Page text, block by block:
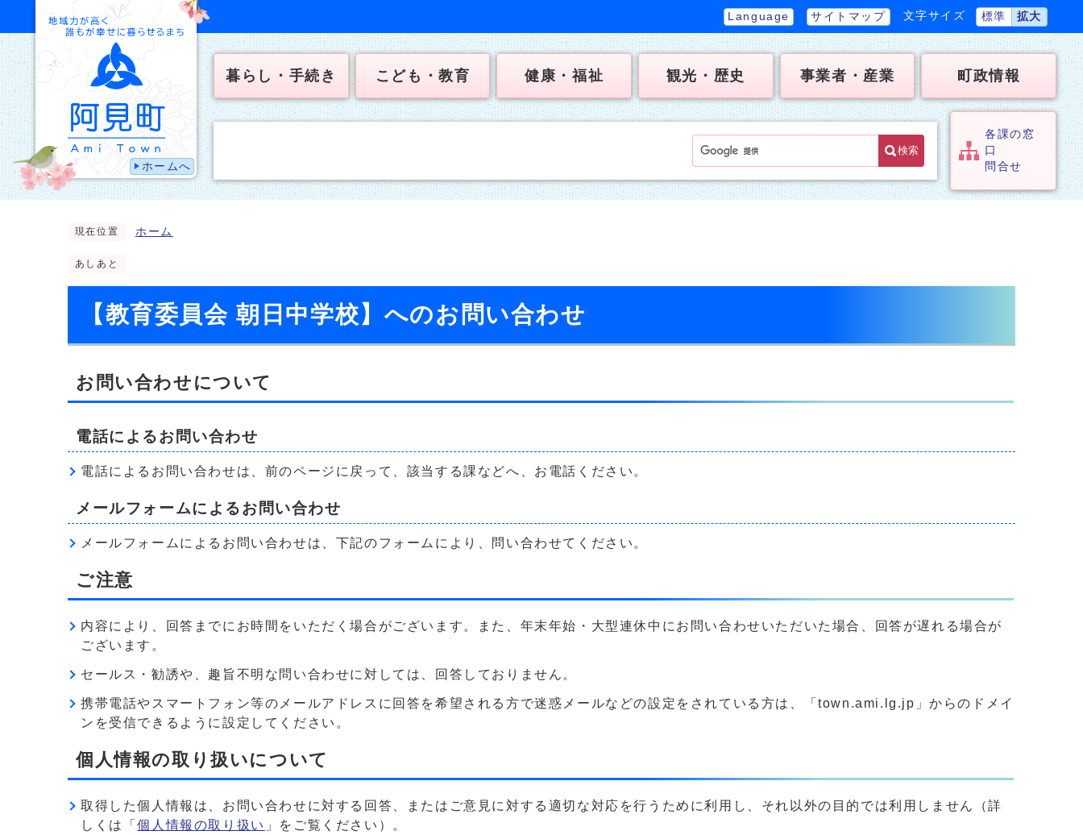
ホームへ
Language サイトマップ 文字サイズ 標準 拡大
暮らし・手続き こども・教育 健康・福祉 観光・歴史 事業者・産業 町政情報
検索
各課の窓
口
問合せ
現在位置 ホーム
あしあと
【教育委員会 朝日中学校】へのお問い合わせ
お問い合わせについて
電話によるお問い合わせ
電話によるお問い合わせは、前のページに戻って、該当する課などへ、お電話ください。
メールフォームによるお問い合わせ
メールフォームによるお問い合わせは、下記のフォームにより、問い合わせてください。
ご注意
内容により、回答までにお時間をいただく場合がございます。また、年末年始・大型連休中にお問い合わせいただいた場合、回答が遅れる場合が
ございます。
セールス・勧誘や、趣旨不明な問い合わせに対しては、回答しておりません。
携帯電話やスマートフォン等のメールアドレスに回答を希望される方で迷惑メールなどの設定をされている方は、「town.ami.lg.jp」からのドメイ
ンを受信できるように設定してください。
個人情報の取り扱いについて
取得した個人情報は、お問い合わせに対する回答、またはご意見に対する適切な対応を行うために利用し、それ以外の目的では利用しません（詳
しくは「個人情報の取り扱い 」をご覧ください）。